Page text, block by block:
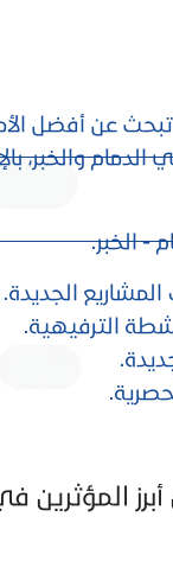
عن أفضل
والخبر،
- الخبر.
الجديدة.
الترفيهية.